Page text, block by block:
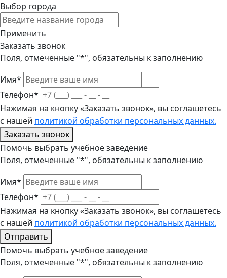
Выбор города
Применить
Заказать звонок
Поля, отмеченные "*", обязательны к заполнению
Имя*
Телефон*
Нажимая на кнопку «Заказать звонок», вы соглашетесь
с нашей политикой обработки персональных данных.
Заказать звонок
Помочь выбрать учебное заведение
Поля, отмеченные "*", обязательны к заполнению
Имя*
Телефон*
Нажимая на кнопку «Заказать звонок», вы соглашетесь
с нашей политикой обработки персональных данных.
Отправить
Помочь выбрать учебное заведение
Поля, отмеченные "*", обязательны к заполнению